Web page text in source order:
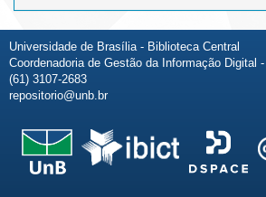
Universidade de Brasília - Biblioteca Central
Coordenadoria de Gestão da Informação Digital
(61) 3107-2683
repositorio@unb.br